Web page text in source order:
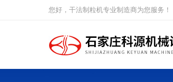
您好，干法制粒机专业制造商为您服务！